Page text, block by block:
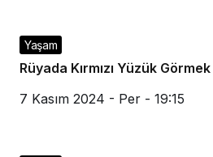
Yaşam
Rüyada Kırmızı Yüzük
7 Kasım 2024 - Per - 19:15